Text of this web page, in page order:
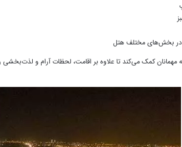
در بخش‌های مختلف هتل
مهمانان کمک می‌کند تا علاوه بر اقامت، لحظات آرام و لذت‌بخشی